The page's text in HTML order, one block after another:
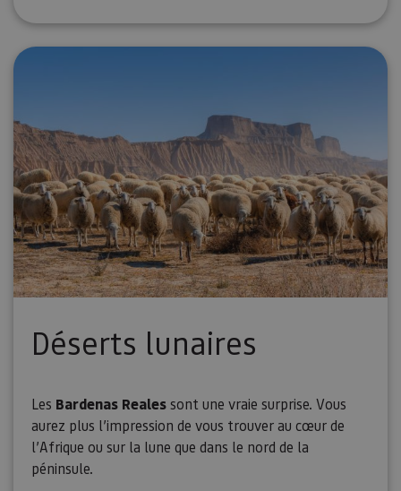
Déserts lunaires
Les Bardenas Realessont une vraie surprise. Vous
aurez plus l’impression de vous trouver au cœur de
l’Afrique ou sur la lune que dans le nord de la
péninsule.